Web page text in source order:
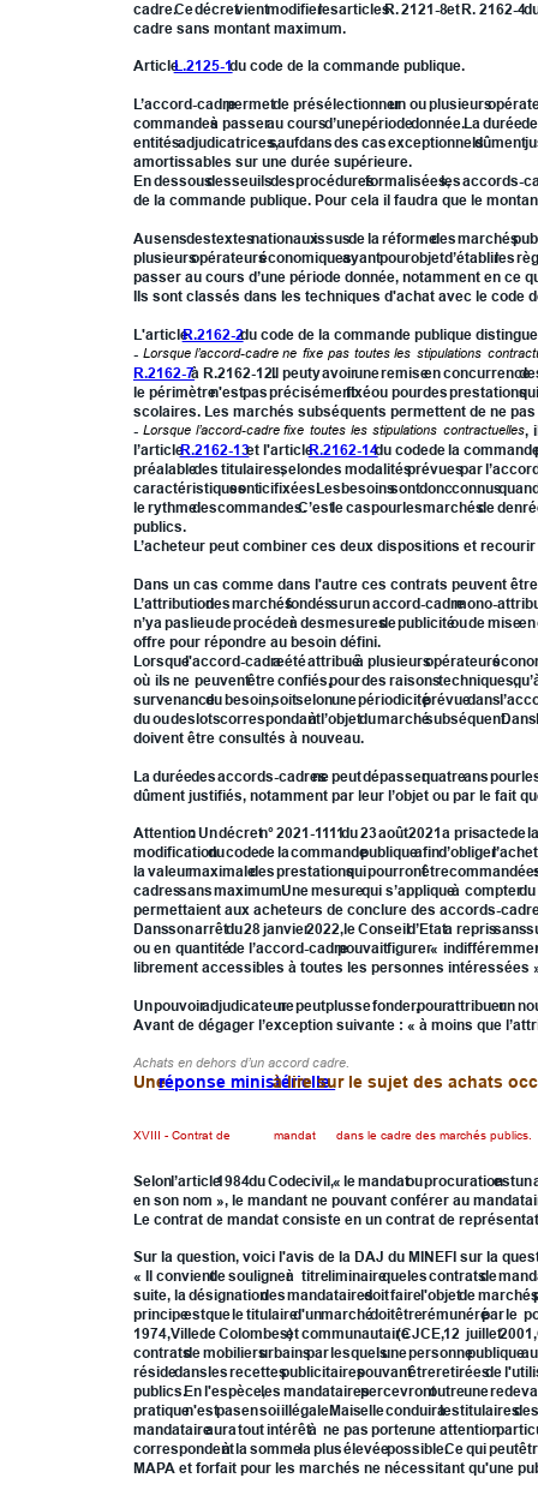
cadre.CedécretvientmodifierlesarticlesR.2121-8etR. 2162-4
cadre sans montant maximum.
Article L.2125-1 du code de la commande publique.
L’accord-cadrepermetde présélectionner
un ouplusieurs
commandes
à passerau coursd’unepériodedonnée.Ladurée
entitésadjudicatrices,saufdansdes casexceptionnelsdûment
amortissables sur une durée supérieure.
Endessousdesseuilsdesprocéduresformalisées,lesaccords-
de la commande publique. Pour cela il faudra que le
Ausensdestextesnationauxissusdelaréformedesmarchés
plusieursopérateurséconomiquesayantpourobjetd’établirles
passer au cours d’une période donnée, notamment en
Ils sont classés dans les techniques d'achat avec le code
L'article R.2162-2 du code de la commande publique
- Lorsque l’accord-cadre ne fixe pas toutes les stipulations
R.2162-7à R.2162-12.Il peutyavoiruneremiseenconcurrence
le périmètren'estpasprécisémentfixéou pourdesprestations
scolaires. Les marchés subséquents permettent de ne
- Lorsque l’accord-cadre fixe toutes les stipulations contractuelles,
l’articleR.2162-13et l'articleR.2162-14du codedela
préalabledes titulaires,selondes modalitésprévuespar
caractéristiquessonticifixées.Lesbesoinssontdoncconnus
lerythmedescommandes.C’estlecaspourlesmarchésde
publics.
L’acheteur peut combiner ces deux dispositions et
Dans un cas comme dans l'autre ces contrats peuvent
L’attributiondesmarchésfondéssurunaccord-cadremono-
n’ya paslieudeprocéder
à desmesuresdepublicitéoudemiseen
offre pour répondre au besoin défini.
Lorsquel'accord-cadre
aétéattribuéà plusieursopérateurs
où ils ne peuventêtreconfiés,pourdes raisonstechniques,
survenancedubesoin,soitselonunepériodicitéprévuedans
duoudeslotscorrespondant
àl’objetdumarchésubséquent.Dans
doivent être consultés à nouveau.
La duréedesaccords-cadres
nepeutdépasserquatreanspour
dûment justifiés, notamment par leur l’objet ou par le fait
Attention
: Undécretn°2021-1111du23août2021a prisactede
modificationducodedelacommandepubliqueafind’obliger
lavaleurmaximaledesprestationsquipourrontêtre
cadressansmaximum.Unemesurequi s’appliqueà compterdu
permettaient aux acheteurs de conclure des accords-
Danssonarrêtdu28 janvier2022,leConseild’Etata reprissans
ou en quantitéde l’accord-cadrepouvaitfigurer«
librement accessibles à toutes les personnes intéressées
Unpouvoiradjudicateurnepeutplussefonder,pourattribuerun
Avant de dégager l’exception suivante : « à moins que
Achats en dehors d’un accord cadre.
Une réponse ministérielle à lire sur le sujet des achats
XVIII - Contrat de mandat dans le cadre des marchés publics.
Selonl’article1984duCodecivil,« lemandatouprocurationestun
en son nom », le mandant ne pouvant conférer au
Le contrat de mandat consiste en un contrat de
Sur la question, voici l'avis de la DAJ du MINEFI sur la
« Il convientdesoulignerà titreliminairequelescontratsde
suite, ladésignationdesmandatairesdoitfairel'objetdemarchés
principeestqueletitulaired'unmarchédoitêtrerémunéréparle
1974,VilledeColombes)etcommunautaire(CJCE,12 juillet2001,
contratsdemobiliersurbainsparlesquelsunepersonnepublique
résidedanslesrecettespublicitairespouvantêtreretiréesde
publics.Enl'espèce,les mandatairespercevrontoutreune
pratiquen'estpasensoiillégale.Maiselleconduiralestitulairesdes
mandataireauratoutintérêtà ne pas porterune attention
correspondent
à lasommelaplusélevéepossible.Cequipeut
MAPA et forfait pour les marchés ne nécessitant qu'une